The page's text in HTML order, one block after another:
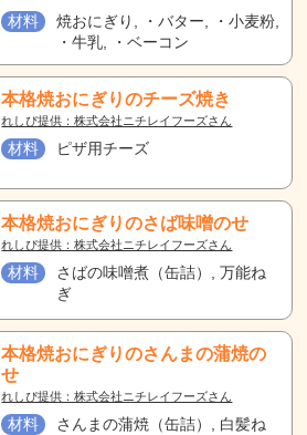
材料
焼おにぎり, ・バター, ・小麦粉,
・牛乳, ・ベーコン
本格焼おにぎりのチーズ焼き
れしぴ提供：株式会社ニチレイフーズさん
材料 ピザ用チーズ
本格焼おにぎりのさば味噌のせ
れしぴ提供：株式会社ニチレイフーズさん
材料
さばの味噌煮（缶詰）, 万能ね
ぎ
本格焼おにぎりのさんまの蒲焼の
せ
れしぴ提供：株式会社ニチレイフーズさん
材料
さんまの蒲焼（缶詰）, 白髪ね